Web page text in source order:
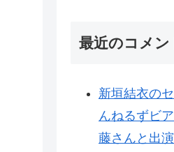
最近のコメン
新垣結衣の
んねるずビ
藤さんと出